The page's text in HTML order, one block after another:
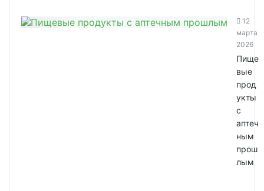
12
марта
2026
Пище
вые
прод
укты
с
аптеч
ным
прош
лым